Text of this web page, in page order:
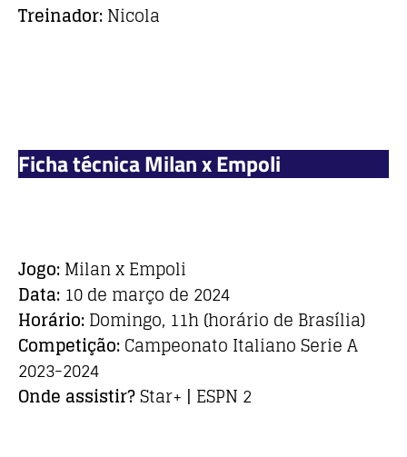
Treinador:Nicola
Ficha técnica Milan x Empoli
Jogo:Milan x Empoli
Data: 10 de março de 2024
Horário:Domingo, 11h (horário de Brasília)
Competição:Campeonato Italiano Serie A
2023-2024
Onde assistir?Star+ | ESPN 2